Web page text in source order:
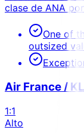
clase de ANA
One of
outsized
Air France /
1:1
Alto